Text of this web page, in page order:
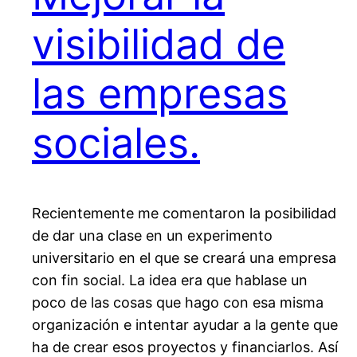
visibilidad de
las empresas
sociales.
Recientemente me comentaron la posibilidad
de dar una clase en un experimento
universitario en el que se creará una empresa
con fin social. La idea era que hablase un
poco de las cosas que hago con esa misma
organización e intentar ayudar a la gente que
ha de crear esos proyectos y financiarlos. Así